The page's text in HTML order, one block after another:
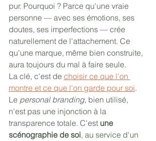
pur. Pourquoi ? Parce qu'une vraie
personne — avec ses émotions, ses
doutes, ses imperfections — crée
naturellement de l'attachement. Ce
qu'une marque, même bien construite,
aura toujours du mal à faire seule.
La clé, c'est de choisir ce que l'on
montre et ce que l'on garde pour soi.
Le personal branding, bien utilisé,
n'est pas une injonction à la
transparence totale. C'est une
scénographie de soi, au service d'un